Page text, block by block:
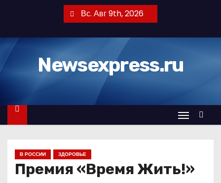
т
к
Вс. Авг 9th, 2026
Newsexpress.ru
В РОССИИ ЗДОРОВЬЕ
Премия «Время Жить!»